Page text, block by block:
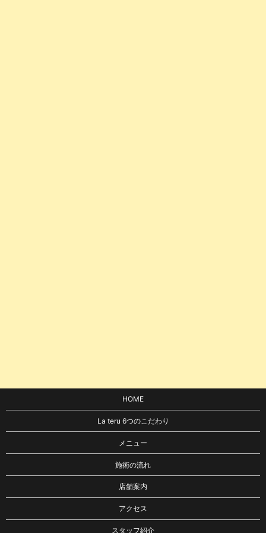
HOME
La teru 6つのこだわり
メニュー
施術の流れ
店舗案内
アクセス
スタッフ紹介